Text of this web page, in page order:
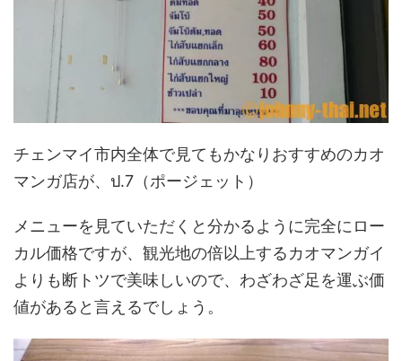
チェンマイ市内全体で見てもかなりおすすめのカオ
マンガ店が、ป.7（ポージェット）
メニューを見ていただくと分かるように完全にロー
カル価格ですが、観光地の倍以上するカオマンガイ
よりも断トツで美味しいので、わざわざ足を運ぶ価
値があると言えるでしょう。